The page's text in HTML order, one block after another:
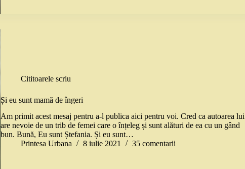
Cititoarele scriu
Și eu sunt mamă de îngeri
Am primit acest mesaj pentru a-l publica aici pentru voi. Cred ca autoarea lui
are nevoie de un trib de femei care o înțeleg și sunt alături de ea cu un gând
bun. Bună, Eu sunt Ștefania. Și eu sunt…
Printesa Urbana
8 iulie 2021 35 comentarii